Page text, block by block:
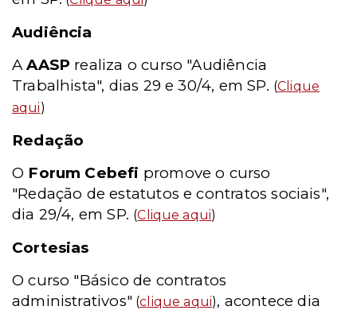
Audiência
AAASP realiza o curso "Audiência
Trabalhista", dias 29 e 30/4, em SP. (Clique
aqui)
Redação
O Forum Cebefi promove o curso
"Redação de estatutos e contratos sociais",
dia 29/4, em SP. (Clique aqui)
Cortesias
O curso "Básico de contratos
administrativos" (clique aqui), acontece dia